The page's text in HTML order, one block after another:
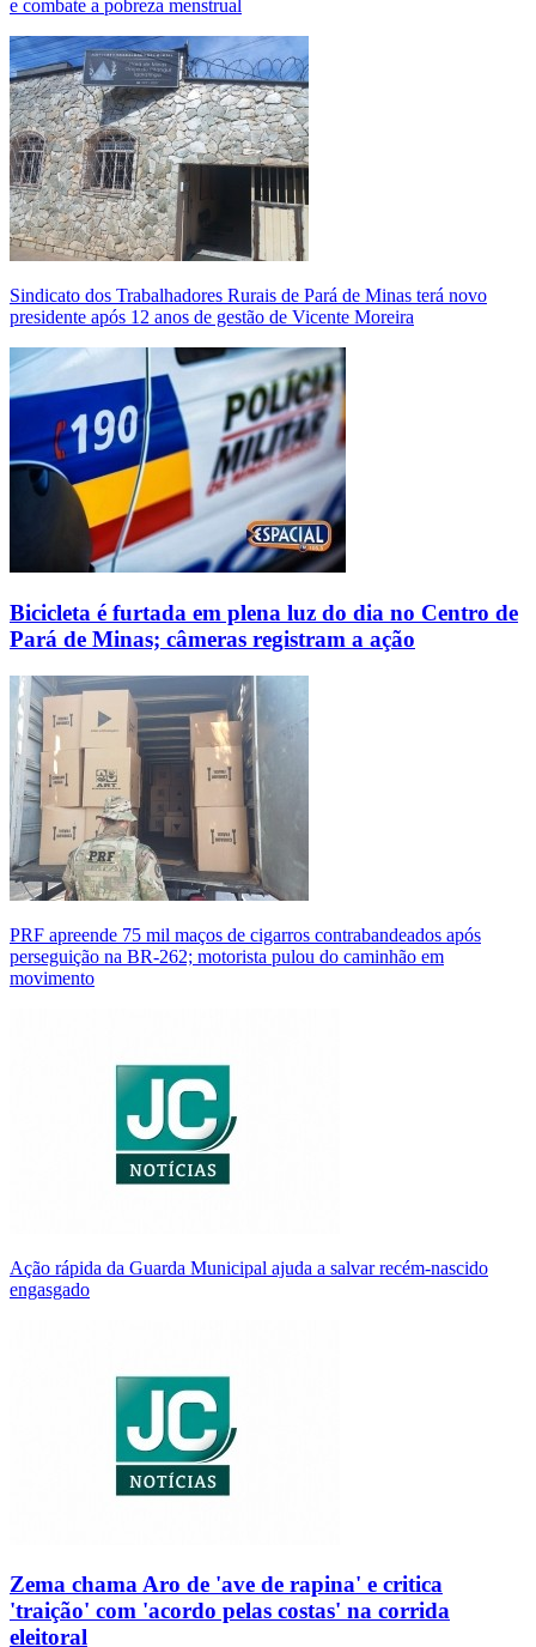
e combate a pobreza menstrual
Sindicato dos Trabalhadores Rurais de Pará de Minas terá novo
presidente após 12 anos de gestão de Vicente Moreira
Bicicleta é furtada em plena luz do dia no Centro de
Pará de Minas; câmeras registram a ação
PRF apreende 75 mil maços de cigarros contrabandeados após
perseguição na BR-262; motorista pulou do caminhão em
movimento
Ação rápida da Guarda Municipal ajuda a salvar recém-nascido
engasgado
Zema chama Aro de 'ave de rapina' e critica
'traição' com 'acordo pelas costas' na corrida
eleitoral